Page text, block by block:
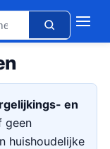
en
geen
huishoudelijke